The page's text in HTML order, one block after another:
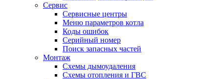
Сервис
Сервисные центры
Меню параметров котла
Коды ошибок
Серийный номер
Поиск запасных частей
Монтаж
Схемы дымоудаления
Схемы отопления и ГВС